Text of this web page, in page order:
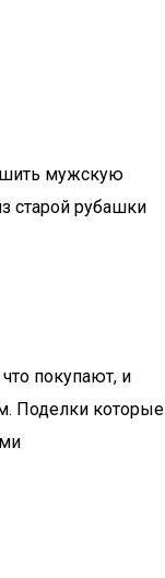
мужскую
старой рубашки
покупают, и
Поделки которые